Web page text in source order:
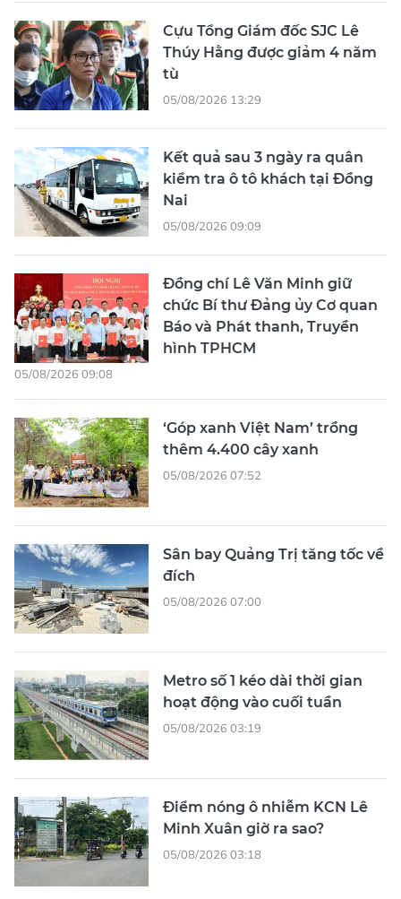
Cựu Tổng Giám đốc SJC Lê
Thúy Hằng được giảm 4 năm
tù
05/08/2026 13:29
Kết quả sau 3 ngày ra quân
kiểm tra ô tô khách tại Đồng
Nai
05/08/2026 09:09
Đồng chí Lê Văn Minh giữ
chức Bí thư Đảng ủy Cơ quan
Báo và Phát thanh, Truyền
hình TPHCM
05/08/2026 09:08
‘Góp xanh Việt Nam’ trồng
thêm 4.400 cây xanh
05/08/2026 07:52
Sân bay Quảng Trị tăng tốc về
đích
05/08/2026 07:00
Metro số 1 kéo dài thời gian
hoạt động vào cuối tuần
05/08/2026 03:19
Điểm nóng ô nhiễm KCN Lê
Minh Xuân giờ ra sao?
05/08/2026 03:18